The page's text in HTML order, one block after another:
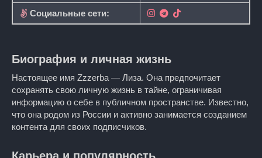
Социальные сети:
Биография и личная жизнь
Настоящее имя Zzzerba — Лиза. Она предпочитает
сохранять свою личную жизнь в тайне, ограничивая
информацию о себе в публичном пространстве. Известно,
что она родом из России и активно занимается созданием
контента для своих подписчиков.